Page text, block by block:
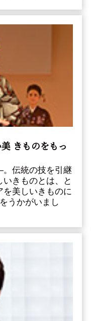
きものをもっ
伝統の技を引継
きものとは、と
を美しいきものに
うかがいまし